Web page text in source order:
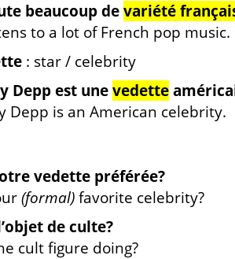
beaucoup devariété
to a lot of French pop music.
: star / celebrity
Depp est unevedette
Depp is an American celebrity.
vedette préférée?
(formal)favorite celebrity?
de culte?
cult figure doing?